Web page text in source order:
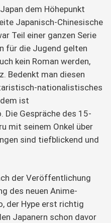
dem Höhepunkt
Japanisch-Chinesische
Teil einer ganzen Serie
für die Jugend gelten
kein Roman werden,
Bedenkt man diesen
nationalistisches
ist
Die Gespräche des 15-
mit seinem Onkel über
sind tiefblickend und
der Veröffentlichung
des neuen Anime-
der Hype erst richtig
Japanern schon davor